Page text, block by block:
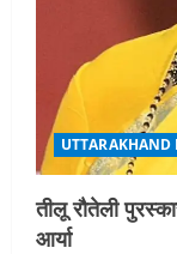
UTTARAKHAND
तीलू रौतेली
आर्या